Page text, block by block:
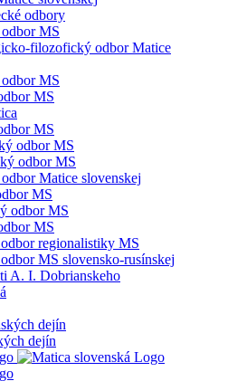
odbory
MS
filozofický odbor Matice
MS
MS
MS
odbor MS
odbor MS
Matice slovenskej
MS
odbor MS
MS
regionalistiky MS
MS slovensko-rusínskej
A. I. Dobrianskeho
dejín
dejín